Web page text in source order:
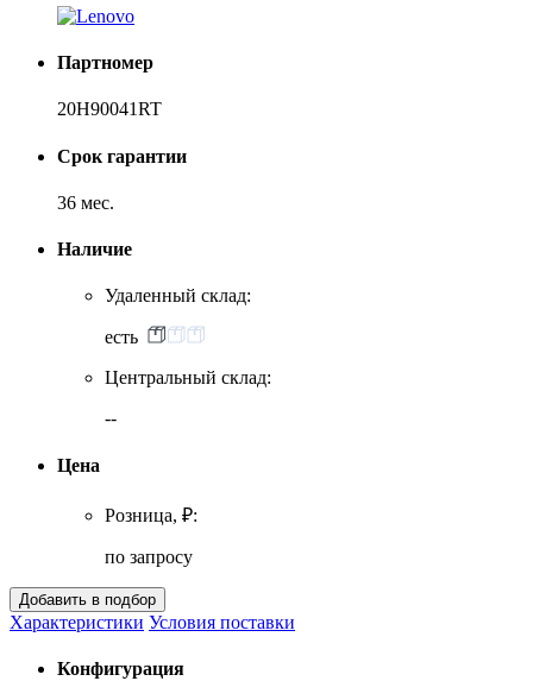
Партномер
20H90041RT
Срок гарантии
36 мес.
Наличие
Удаленный склад:
есть
Центральный склад:
--
Цена
Розница, ₽:
по запросу
Характеристики Условия поставки
Конфигурация